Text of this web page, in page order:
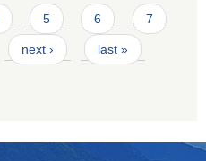
5 6 7
next › last »